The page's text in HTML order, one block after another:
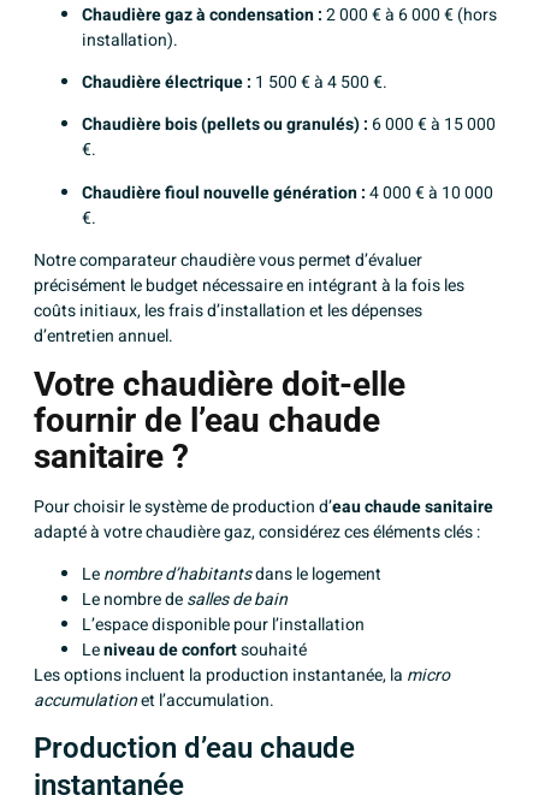
Chaudière gaz à condensation :2 000 € à 6 000 € (hors
installation).
Chaudière électrique : 1 500 € à 4 500 €.
Chaudière bois (pellets ou granulés) : 6 000 € à 15 000
€.
Chaudière fioul nouvelle génération :4 000 € à 10 000
€.
Notre comparateur chaudière vous permet d’évaluer
précisément le budget nécessaire en intégrant à la fois les
coûts initiaux, les frais d’installation et les dépenses
d’entretien annuel.
Votre chaudière doit-elle
fournir de l’eau chaude
sanitaire ?
Pour choisir le système de production d’eau chaude sanitaire
adapté à votre chaudière gaz, considérez ces éléments clés :
Lenombre d’habitantsdans le logement
Le nombre desalles de bain
L’espace disponible pour l’installation
Leniveau de confortsouhaité
Les options incluent la production instantanée, la micro
accumulationet l’accumulation.
Production d’eau chaude
instantanée